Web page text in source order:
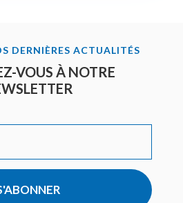
DERNIÈRES ACTUALITÉS
VOUS À NOTRE